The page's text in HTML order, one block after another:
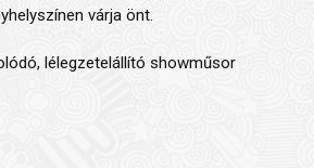
várja önt.
lélegzetelállító showműsor